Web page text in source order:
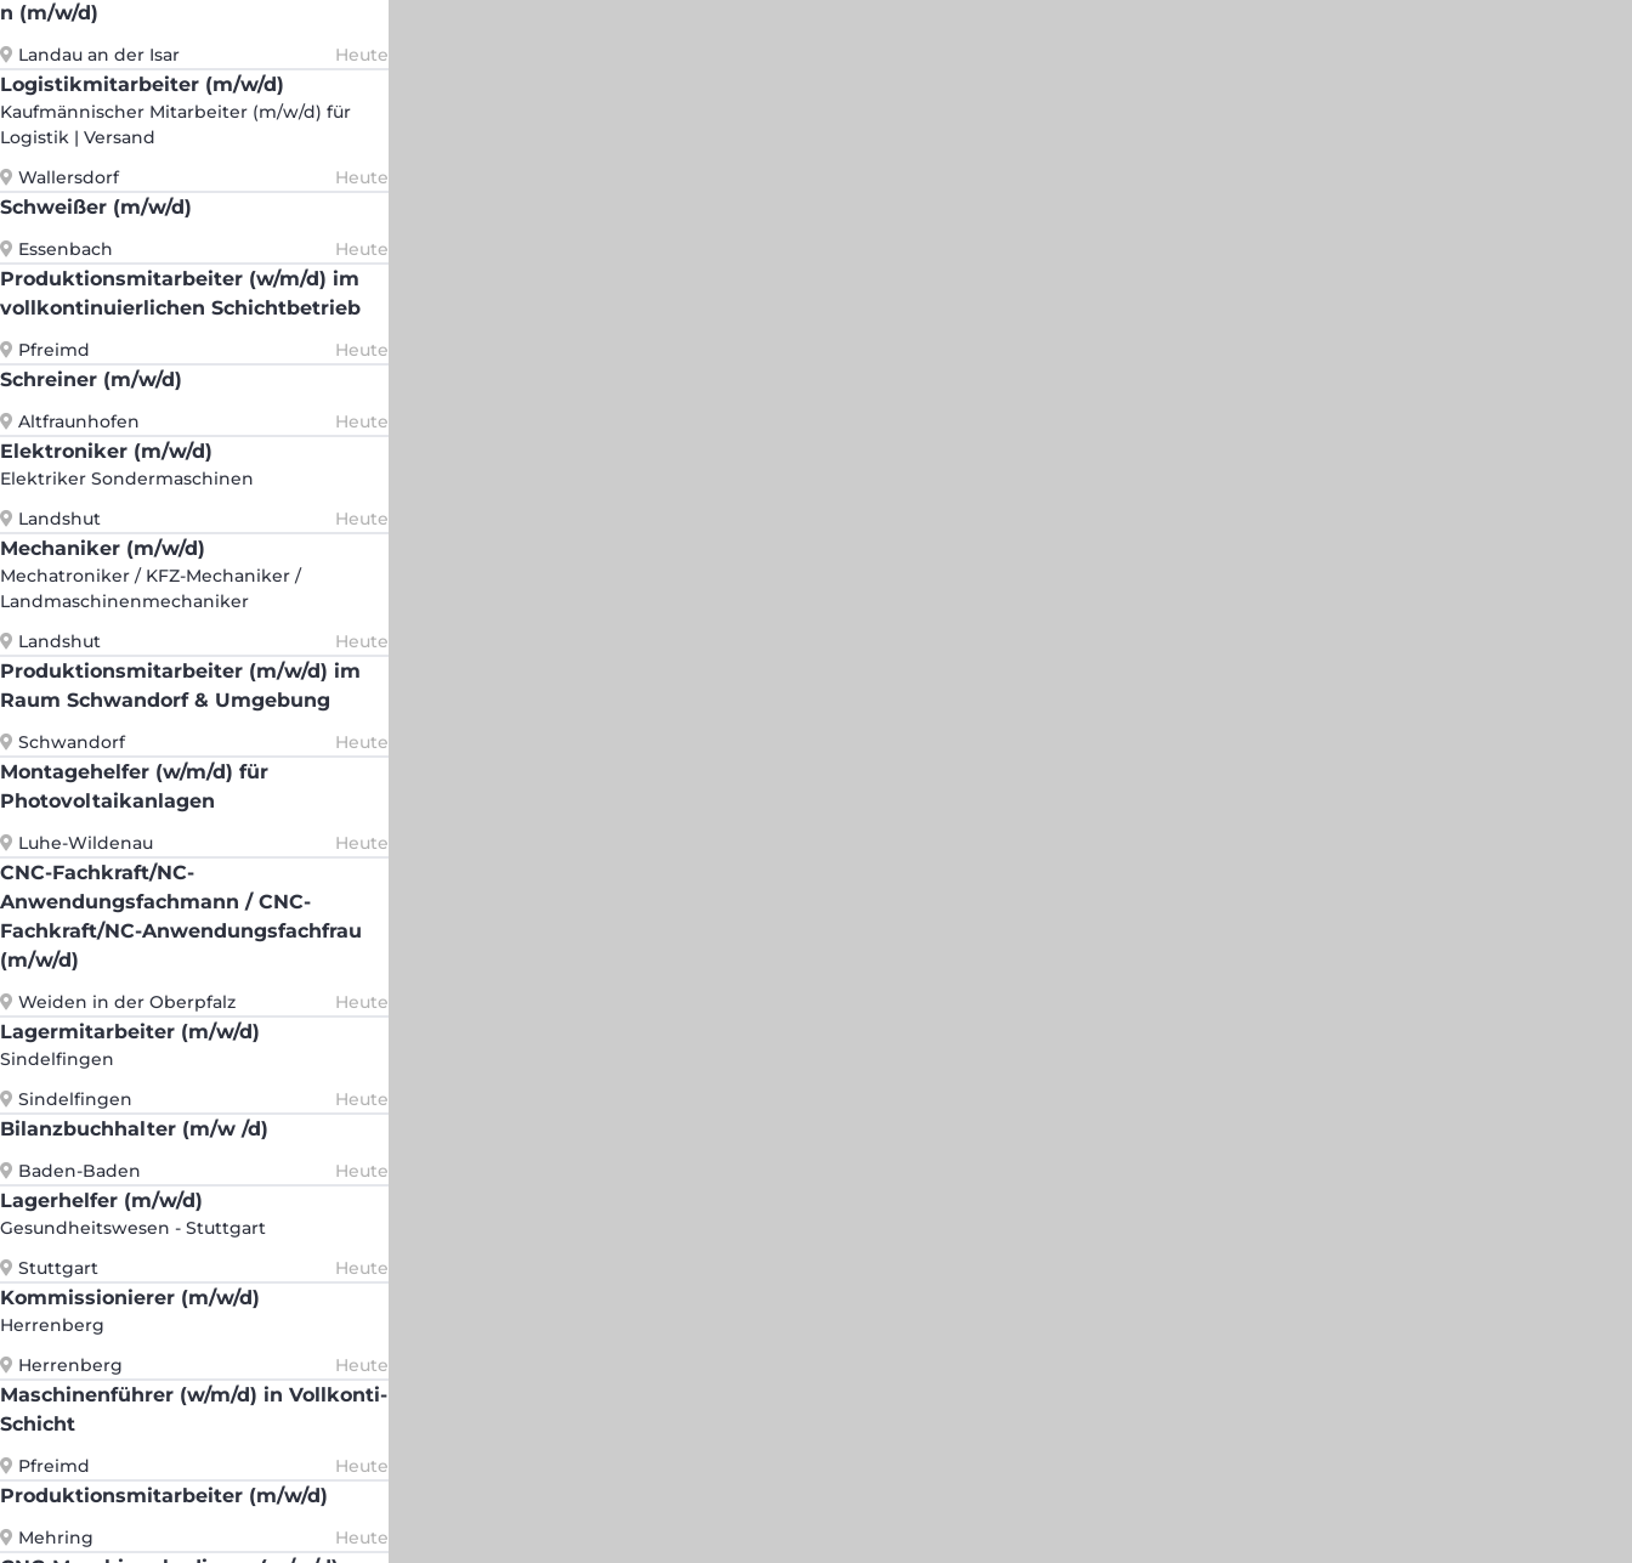
n (m/w/d)
Landau an der Isar Heute
Logistikmitarbeiter (m/w/d)
Kaufmännischer Mitarbeiter (m/w/d) für
Logistik | Versand
Wallersdorf
Heute
Schweißer (m/w/d)
Essenbach Heute
Produktionsmitarbeiter (w/m/d) im
vollkontinuierlichen Schichtbetrieb
Pfreimd Heute
Schreiner (m/w/d)
Altfraunhofen Heute
Elektroniker (m/w/d)
Elektriker Sondermaschinen
Landshut
Heute
Mechaniker (m/w/d)
Mechatroniker / KFZ-Mechaniker /
Landmaschinenmechaniker
Landshut
Heute
Produktionsmitarbeiter (m/w/d) im
Raum Schwandorf & Umgebung
Schwandorf Heute
Montagehelfer (w/m/d) für
Photovoltaikanlagen
Luhe-Wildenau Heute
CNC-Fachkraft/NC-
Anwendungsfachmann / CNC-
Fachkraft/NC-Anwendungsfachfrau
(m/w/d)
Weiden in der Oberpfalz Heute
Lagermitarbeiter (m/w/d)
Sindelfingen
Sindelfingen
Heute
Bilanzbuchhalter (m/w /d)
Baden-Baden Heute
Lagerhelfer (m/w/d)
Gesundheitswesen - Stuttgart
Stuttgart
Heute
Kommissionierer (m/w/d)
Herrenberg
Herrenberg
Heute
Maschinenführer (w/m/d) in Vollkonti-
Schicht
Pfreimd Heute
Produktionsmitarbeiter (m/w/d)
Mehring Heute